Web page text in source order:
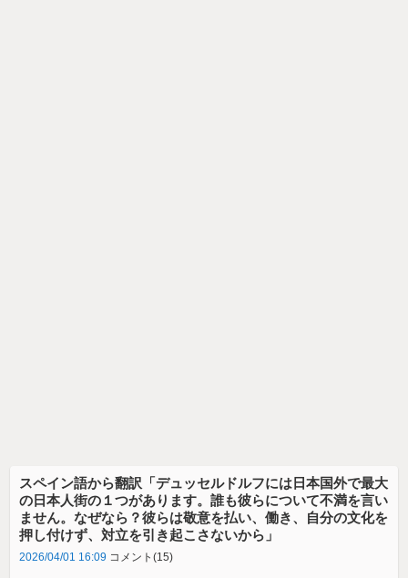
スペイン語から翻訳「デュッセルドルフには日本国外で最大
の日本人街の１つがあります。誰も彼らについて不満を言い
ません。なぜなら？彼らは敬意を払い、働き、自分の文化を
押し付けず、対立を引き起こさないから」
2026/04/01 16:09 コメント(15)